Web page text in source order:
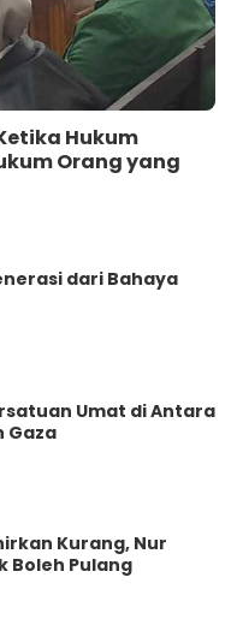
Hukum
Orang yang
dari Bahaya
Umat di Antara
Gaza
Kurang, Nur
Boleh Pulang